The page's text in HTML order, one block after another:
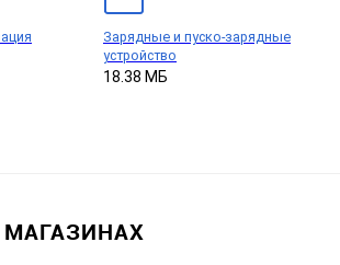
Зарядные и пуско-зарядные
устройство
18.38 МБ